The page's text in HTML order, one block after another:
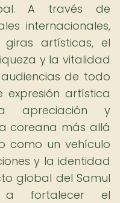
A través de
internacionales,
artísticas, el
y la vitalidad
de todo
artística
apreciación y
coreana más allá
como un vehículo
y la identidad
global del Samul
a fortalecer el